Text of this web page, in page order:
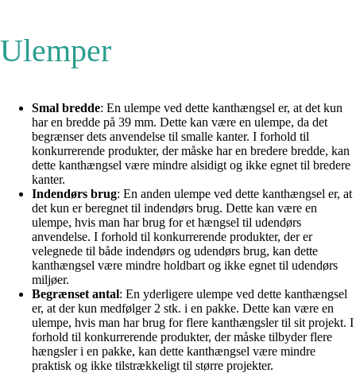
Ulemper
Smal bredde: En ulempe ved dette kanthængsel er, at det kun
har en bredde på 39 mm. Dette kan være en ulempe, da det
begrænser dets anvendelse til smalle kanter. I forhold til
konkurrerende produkter, der måske har en bredere bredde, kan
dette kanthængsel være mindre alsidigt og ikke egnet til bredere
kanter.
Indendørs brug: En anden ulempe ved dette kanthængsel er, at
det kun er beregnet til indendørs brug. Dette kan være en
ulempe, hvis man har brug for et hængsel til udendørs
anvendelse. I forhold til konkurrerende produkter, der er
velegnede til både indendørs og udendørs brug, kan dette
kanthængsel være mindre holdbart og ikke egnet til udendørs
miljøer.
Begrænset antal: En yderligere ulempe ved dette kanthængsel
er, at der kun medfølger 2 stk. i en pakke. Dette kan være en
ulempe, hvis man har brug for flere kanthængsler til sit projekt. I
forhold til konkurrerende produkter, der måske tilbyder flere
hængsler i en pakke, kan dette kanthængsel være mindre
praktisk og ikke tilstrækkeligt til større projekter.